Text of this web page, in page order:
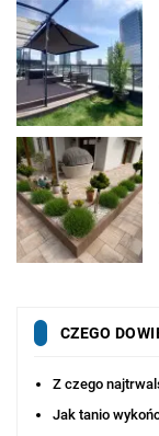
CZEGO
Z czego
Jak tanio